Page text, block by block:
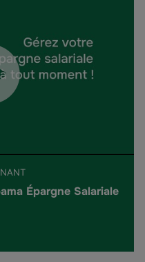
Épargne Salariale